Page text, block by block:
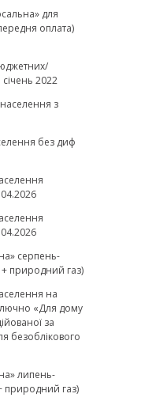
для
оплата)
2022
з
без диф
серпень-
+ природний газ)
на
«Для дому
за
безоблікового
липень-
природний газ)